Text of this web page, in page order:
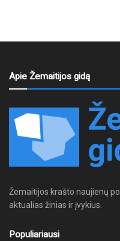
Apie Žemaitijos gidą
Žemaitijos krašto naujienų
aktualias žinias ir įvykius.
Populiariausi